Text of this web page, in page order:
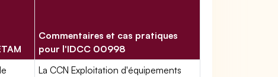
Commentaires et cas pratiques
pour l'IDCC 00998
La CCN Exploitation d'équipements